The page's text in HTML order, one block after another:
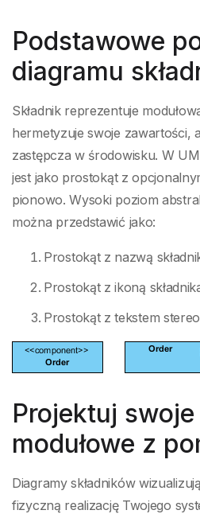
Podstawowe
diagramu
Składnik reprezentuje
hermetyzuje swoje zawartości,
zastępcza w środowisku. W
jest jako prostokąt z
pionowo. Wysoki poziom
można przedstawić jako:
Prostokąt z nazwą
Prostokąt z ikoną
Prostokąt z tekstem
Projektuj
modułowe z
Diagramy składników
fizyczną realizację Twojego